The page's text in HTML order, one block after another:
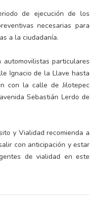
de ejecución de los
necesarias para
a la ciudadanía.
particulares
Ignacio de la Llave hasta
con la calle de Jilotepec
Sebastián Lerdo de
y Vialidad recomienda a
con anticipación y estar
de vialidad en este